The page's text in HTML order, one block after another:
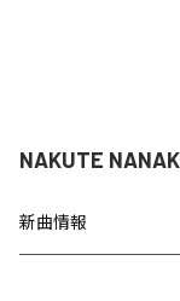
NAKUTE
新曲情報